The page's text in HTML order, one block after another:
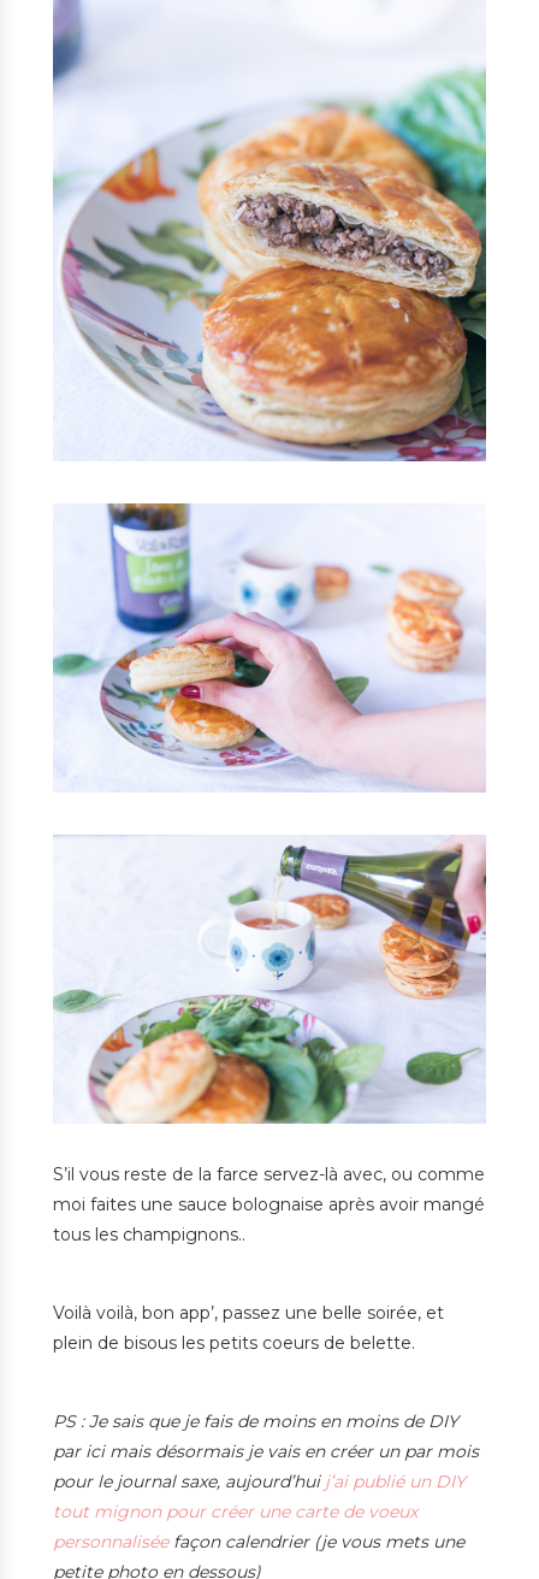
S’il vous reste de la farce servez-là avec, ou comme
moi faites une sauce bolognaise après avoir mangé
tous les champignons..
Voilà voilà, bon app’, passez une belle soirée, et
plein de bisous les petits coeurs de belette.
PS : Je sais que je fais de moins en moins de DIY
par ici mais désormais je vais en créer un par mois
pour le journal saxe, aujourd’hui j’ai publié un DIY
tout mignon pour créer une carte de voeux
personnalisée façon calendrier (je vous mets une
petite photo en dessous)